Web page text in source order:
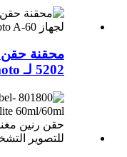
5202 لـ Nemoto ...